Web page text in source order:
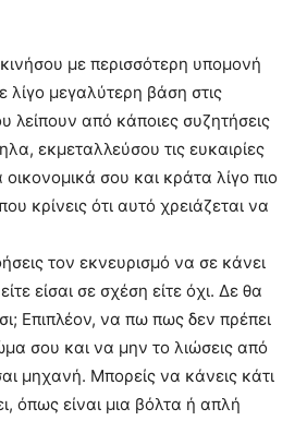
με περισσότερη υπομονή
λίγο μεγαλύτερη βάση στις
λείπουν από κάποιες συζητήσεις
εκμεταλλεύσου τις ευκαιρίες
σου και κράτα λίγο πιο
κρίνεις ότι αυτό χρειάζεται να
τον εκνευρισμό να σε κάνει
είσαι σε σχέση είτε όχι. Δε θα
Επιπλέον, να πω πως δεν πρέπει
σου και να μην το λιώσεις από
μηχανή. Μπορείς να κάνεις κάτι
όπως είναι μια βόλτα ή απλή